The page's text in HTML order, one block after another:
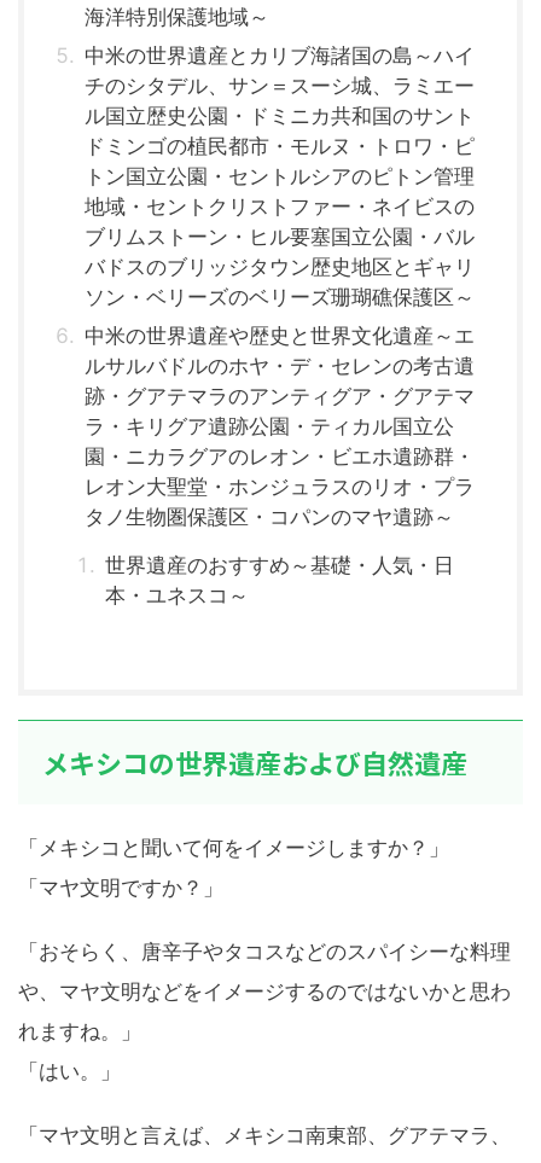
海洋特別保護地域～
中米の世界遺産とカリブ海諸国の島～ハイ
チのシタデル、サン＝スーシ城、ラミエー
ル国立歴史公園・ドミニカ共和国のサント
ドミンゴの植民都市・モルヌ・トロワ・ピ
トン国立公園・セントルシアのピトン管理
地域・セントクリストファー・ネイビスの
ブリムストーン・ヒル要塞国立公園・バル
バドスのブリッジタウン歴史地区とギャリ
ソン・ベリーズのベリーズ珊瑚礁保護区～
中米の世界遺産や歴史と世界文化遺産～エ
ルサルバドルのホヤ・デ・セレンの考古遺
跡・グアテマラのアンティグア・グアテマ
ラ・キリグア遺跡公園・ティカル国立公
園・ニカラグアのレオン・ビエホ遺跡群・
レオン大聖堂・ホンジュラスのリオ・プラ
タノ生物圏保護区・コパンのマヤ遺跡～
世界遺産のおすすめ～基礎・人気・日
本・ユネスコ～
メキシコの世界遺産および自然遺産
「メキシコと聞いて何をイメージしますか？」
「マヤ文明ですか？」
「おそらく、唐辛子やタコスなどのスパイシーな料理
や、マヤ文明などをイメージするのではないかと思わ
れますね。」
「はい。」
「マヤ文明と言えば、メキシコ南東部、グアテマラ、